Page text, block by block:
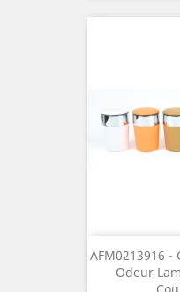
AFM0213916
Odeur